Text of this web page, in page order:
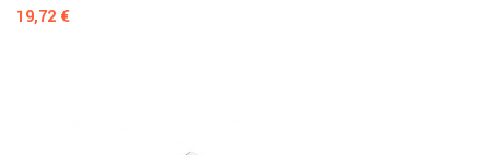
Prezzo
19,72 €